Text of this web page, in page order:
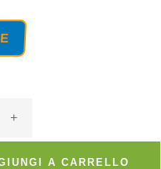
+
A CARRELLO